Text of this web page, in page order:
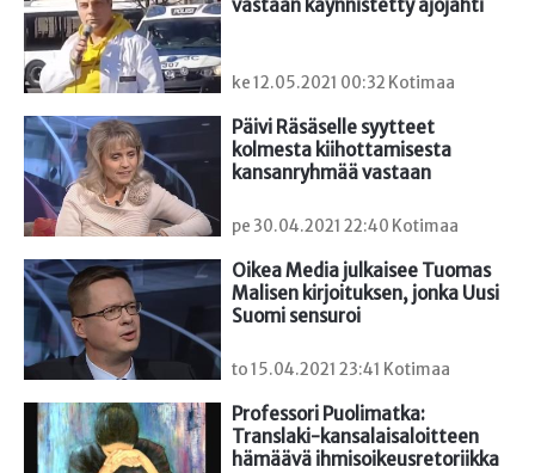
vastaan käynnistetty ajojahti
ke 12.05.2021 00:32 Kotimaa
Päivi Räsäselle syytteet
kolmesta kiihottamisesta
kansanryhmää vastaan
pe 30.04.2021 22:40 Kotimaa
Oikea Media julkaisee Tuomas
Malisen kirjoituksen, jonka Uusi
Suomi sensuroi
to 15.04.2021 23:41 Kotimaa
Professori Puolimatka:
Translaki-kansalaisaloitteen
hämäävä ihmisoikeusretoriikka